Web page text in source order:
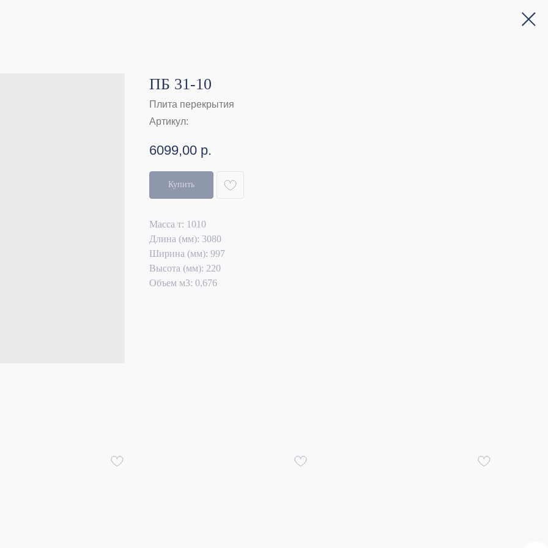
ПБ 31-10
Плита перекрытия
Артикул:
6099,00 р.
Купить
Масса т: 1010
Длина (мм): 3080
Ширина (мм): 997
Высота (мм): 220
Объем м3: 0,676